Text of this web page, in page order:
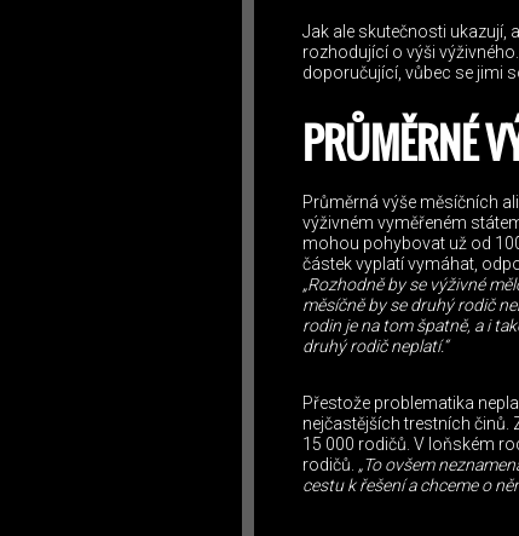
Jak ale skutečnosti ukazují,
rozhodující o výši
doporučující, vůbec se jimi
PRŮMĚRNÉ
Průměrná výše měsíčních
výživném vyměřeném
mohou pohybovat už od
částek vyplatí vymáhat,
„Rozhodně by se výživné
měsíčně by se druhý rodič
rodin je na tom špatně, a i
druhý rodič neplatí.“
Přestože problematika
nejčastějších trestních činů.
15 000 rodičů. V loňském
rodičů. „To ovšem
cestu k řešení a chceme o